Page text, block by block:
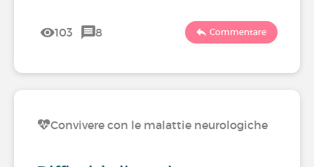
103 8 Commentare
Convivere con le malattie neurologiche